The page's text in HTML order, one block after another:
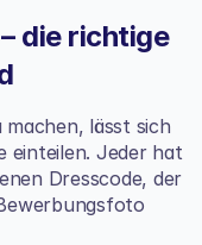
die richtige
lässt sich
einteilen. Jeder hat
Dresscode, der